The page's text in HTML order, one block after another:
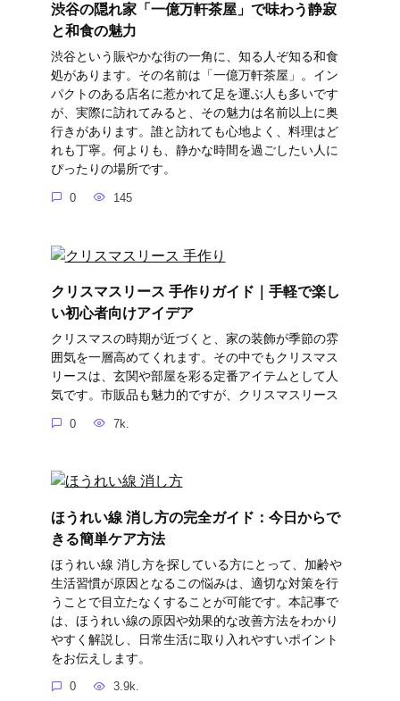
渋谷の隠れ家「一億万軒茶屋」で味わう静寂
と和食の魅力
渋谷という賑やかな街の一角に、知る人ぞ知る和食
処があります。その名前は「一億万軒茶屋」。イン
パクトのある店名に惹かれて足を運ぶ人も多いです
が、実際に訪れてみると、その魅力は名前以上に奥
行きがあります。誰と訪れても心地よく、料理はど
れも丁寧。何よりも、静かな時間を過ごしたい人に
ぴったりの場所です。
0 145
クリスマスリース 手作りガイド｜手軽で楽し
い初心者向けアイデア
クリスマスの時期が近づくと、家の装飾が季節の雰
囲気を一層高めてくれます。その中でもクリスマス
リースは、玄関や部屋を彩る定番アイテムとして人
気です。市販品も魅力的ですが、クリスマスリース
0 7k.
ほうれい線 消し方の完全ガイド：今日からで
きる簡単ケア方法
ほうれい線 消し方を探している方にとって、加齢や
生活習慣が原因となるこの悩みは、適切な対策を行
うことで目立たなくすることが可能です。本記事で
は、ほうれい線の原因や効果的な改善方法をわかり
やすく解説し、日常生活に取り入れやすいポイント
をお伝えします。
0 3.9k.